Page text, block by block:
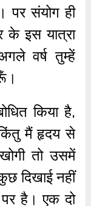
संयोग ही
के इस यात्रा
वर्ष तुम्हें
किया है,
मैं हृदय से
तो उसमें
दिखाई नहीं
पर है। एक दो